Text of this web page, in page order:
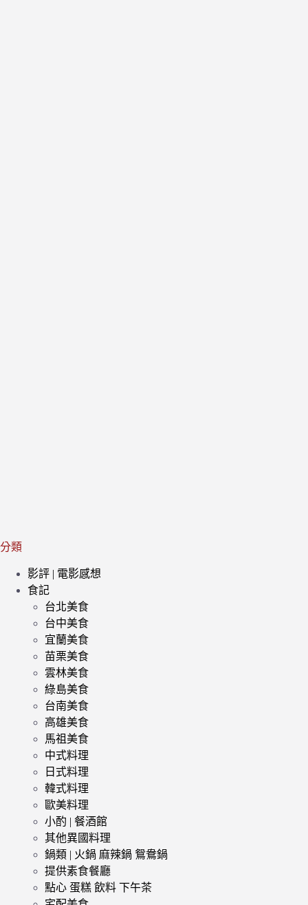
分類
影評 | 電影感想
食記
台北美食
台中美食
宜蘭美食
苗栗美食
雲林美食
綠島美食
台南美食
高雄美食
馬祖美食
中式料理
日式料理
韓式料理
歐美料理
小酌 | 餐酒館
其他異國料理
鍋類 | 火鍋 麻辣鍋 鴛鴦鍋
提供素食餐廳
點心 蛋糕 飲料 下午茶